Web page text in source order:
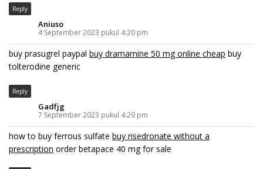
Reply
Aniuso
4 September 2023 pukul 4:20 pm
buy prasugrel paypal buy dramamine 50 mg online cheap buy
tolterodine generic
Reply
Gadfjg
7 September 2023 pukul 4:29 pm
how to buy ferrous sulfate buy risedronate without a
prescription order betapace 40 mg for sale